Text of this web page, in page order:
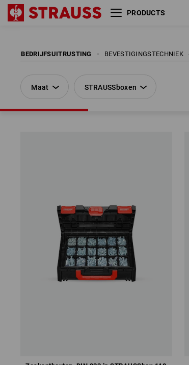
PRODUCTS
BEDRIJFSUITRUSTING BEVESTIGINGSTECHNIEK
Maat STRAUSSboxen
Maat STRAUSSboxen